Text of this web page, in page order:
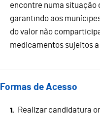
encontre numa situação
garantindo aos
do valor não
medicamentos sujeitos
Formas de Acesso
Realizar candidatura